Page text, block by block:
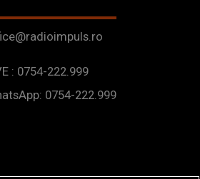
: 0754-222.999
0754-222.999